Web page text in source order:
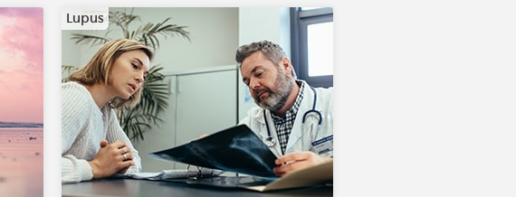
Lupus